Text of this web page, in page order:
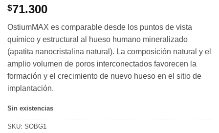
$71.300
OstiumMAX es comparable desde los puntos de vista
químico y estructural al hueso humano mineralizado
(apatita nanocristalina natural). La composición natural y el
amplio volumen de poros interconectados favorecen la
formación y el crecimiento de nuevo hueso en el sitio de
implantación.
Sin existencias
SKU: SOBG1